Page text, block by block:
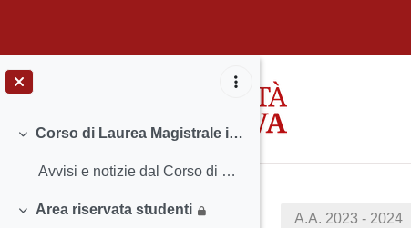
Minimizza
Corso di Laurea Magistrale in Scienze per il paesaggio
Avvisi e notizie dal Corso di Studio Insegnamenti ...
Minimizza
Area riservata studenti
A.A. 2023 - 2024